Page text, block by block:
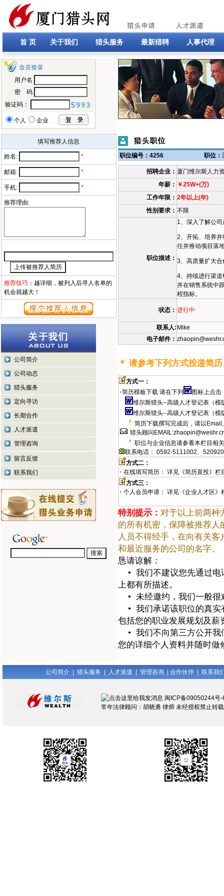
首 页 关于我们 猎头服务 最新猎聘 人事代理
用户名
密 码
验证码：
个人 企业
填写推荐人信息
姓名: *
邮箱: *
手机: *
推荐理由:
推荐技巧：越详细，被列入后寻人名单的
机会就越大！
公司简介
公司动态
猎头服务
定向寻访
长期合作
人才派遣
管理咨询
留言反馈
联系我们
职位编号：4256 职位：
招聘企业： 厦门维尔斯人力
年薪： ￥25W+(万)
工作年限： 2年以上(年)
性别要求： 不限
职位描述：
1、深入了解公
2、开拓、培养
任并推动项目落
3、高质量扩大
4、持续进行渠
并在销售系统中
程指标。
状态： 进行中
联系人: Mike
电子邮件：
＊ 请参考下列方式投递简历
方式一：
简历模板下载 请在下列
图标上点击
维尔斯猎头--高级人才登记表（模
维尔斯猎头--高级人才登记表（模
简历下载撰写完成后，请以
猎头顾问EMAIL:
职位与企业信息请参看本栏目相
联系电话： 0592-5111002、
方式二：
在线填写简历： 详见《简历直投》栏
方式三：
个人会员申请： 详见《企业人才区》
特别提示： 对于以上前两种
的所有机密，保障被推荐
人员不得经手，在向有关
和最近服务的公司的名字。
恳请谅解：
• 我们不建议您先通过电
上都有所描述。
• 未经邀约，我们一般很
• 我们承诺该职位的真实
包括您的职业发展规划及薪
• 我们不向第三方公开我
您的详细个人资料并随时做
公司简介| 猎头服务| 人才派遣 管理咨询 合作伙伴| 联系我
闽ICP备09050244号-
常年法律顾问：胡晓勇 律师 未经授权禁止转